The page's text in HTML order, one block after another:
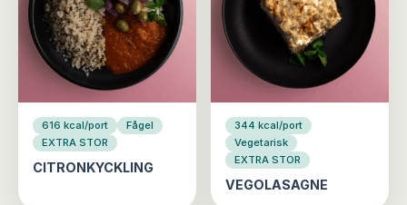
616 kcal/port
Fågel
EXTRA STOR
CITRONKYCKLING
344 kcal/port
Vegetarisk
EXTRA STOR
VEGOLASAGNE